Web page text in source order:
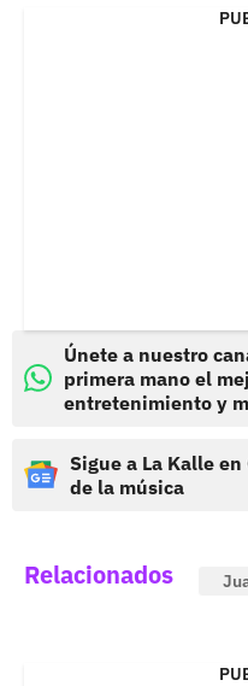
Únete a nuestro
primera mano el
entretenimiento y
Sigue a La Kalle
de la música
Relacionados